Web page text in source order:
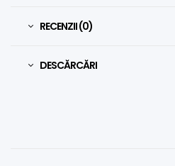
RECENZII (0)
DESCĂRCĂRI